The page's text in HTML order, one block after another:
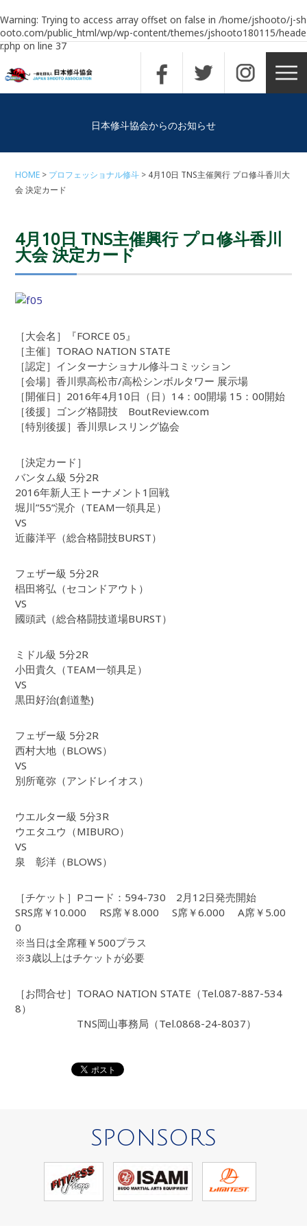
Warning: Trying to access array offset on false in /home/jshooto/j-sh
ooto.com/public_html/wp/wp-content/themes/jshooto180115/heade
r.phpon line37
日本修斗協会からのお知らせ
HOME プロフェッショナル修斗
4月10日 TNS主催興行 プロ修斗香川大
会 決定カード
4月10日 TNS主催興行 プロ修斗香川
大会 決定カード
［大会名］『FORCE 05』
［主催］TORAO NATION STATE
［認定］インターナショナル修斗コミッション
［会場］香川県高松市/高松シンボルタワー 展示場
［開催日］2016年4月10日（日）14：00開場 15：00開始
［後援］ゴング格闘技 BoutReview.com
［特別後援］香川県レスリング協会
［決定カード］
バンタム級 5分2R
2016年新人王トーナメント1回戦
堀川”55”滉介（TEAM一領具足）
VS
近藤洋平（総合格闘技BURST）
フェザー級 5分2R
椙田将弘（セコンドアウト）
VS
國頭武（総合格闘技道場BURST）
ミドル級 5分2R
小田貴久（TEAM一領具足）
VS
黒田好治(創道塾)
フェザー級 5分2R
西村大地（BLOWS）
VS
別所竜弥（アンドレイオス）
ウエルター級 5分3R
ウエタユウ（MIBURO）
VS
泉 彰洋（BLOWS）
［チケット］Pコード：594-730 2月12日発売開始
SRS席￥10.000 RS席￥8.000 S席￥6.000 A席￥5.00
0
※当日は全席種￥500プラス
※3歳以上はチケットが必要
［お問合せ］TORAO NATION STATE（Tel.087-887-534
8）
TNS岡山事務局（Tel.0868-24-8037）
SPONSORS